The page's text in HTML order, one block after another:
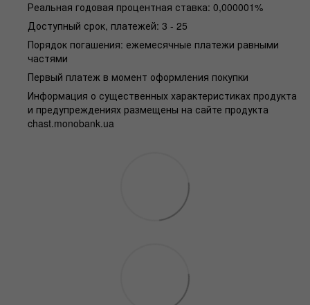
Реальная годовая процентная ставка: 0,000001%
Доступный срок, платежей: 3 - 25
Порядок погашения: ежемесячные платежи равными
частями
Первый платеж в момент оформления покупки
Информация о существенных характеристиках продукта
и предупреждениях размещены на сайте продукта
chast.monobank.ua